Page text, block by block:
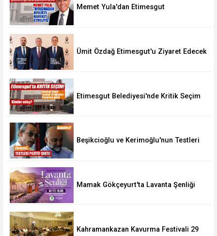
Memet Yula'dan Etimesgut
Ümit Özdağ Etimesgut'u Ziyaret Edecek
Etimesgut Belediyesi'nde Kritik Seçim
Beşikcioğlu ve Kerimoğlu'nun Testleri
Mamak Gökçeyurt'ta Lavanta Şenliği
Kahramankazan Kavurma Festivali 29